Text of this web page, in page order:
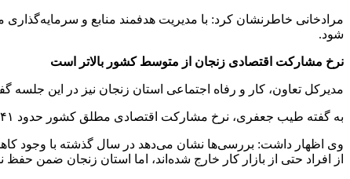
مرادخانی خاطرنشان کرد: با مدیریت هدفمند منابع و
شود.
نرخ مشارکت اقتصادی زنجان از متوسط کشور بالاتر است
مدیرکل تعاون، کار و رفاه اجتماعی استان زنجان نیز در این
به گفته طیب جعفری، نرخ مشارکت اقتصادی مطلق کشور حدود ۴۱ تا ۴۲ درصد بوده درحالیکه این نرخ در استان زنجان در حدود دو درصد بالاتر از میانگین کشوری است.
وی اظهار داشت: بررسی‌ها نشان می‌دهد در سال گذشته با وجود
از افراد حتی از بازار کار خارج شده‌اند، اما استان زنجان ضمن